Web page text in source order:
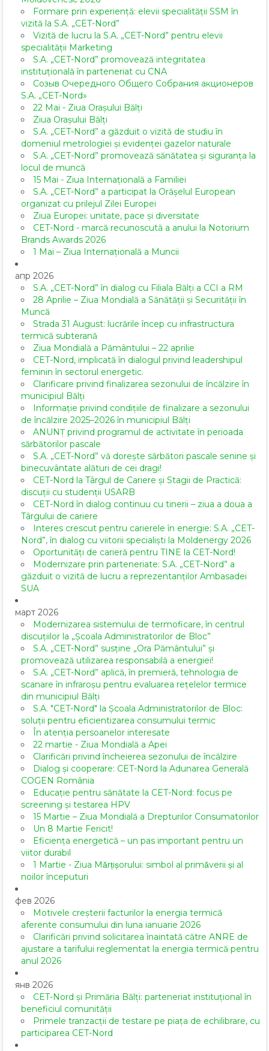
Formare prin experiență: elevii specialității SSM în
vizită la S.A. „CET-Nord”
Vizită de lucru la S.A. „CET-Nord” pentru elevii
specialității Marketing
S.A. „CET-Nord” promovează integritatea
instituțională în parteneriat cu CNA
Созыв Очередного Общего Собрания акционеров
S.A. „CET-Nord»
22 Mai - Ziua Orașului Bălți
Ziua Orașului Bălți
S.A. „CET-Nord” a găzduit o vizită de studiu în
domeniul metrologiei și evidenței gazelor naturale
S.A. „CET-Nord” promovează sănătatea și siguranța la
locul de muncă
15 Mai - Ziua Internațională a Familiei
S.A. „CET-Nord” a participat la Orășelul European
organizat cu prilejul Zilei Europei
Ziua Europei: unitate, pace și diversitate
CET-Nord - marcă recunoscută a anului la Notorium
Brands Awards 2026
1 Mai – Ziua Internațională a Muncii
апр 2026
S.A. „CET-Nord” în dialog cu Filiala Bălți a CCI a RM
28 Aprilie – Ziua Mondială a Sănătății și Securității în
Muncă
Strada 31 August: lucrările încep cu infrastructura
termică subterană
Ziua Mondială a Pământului – 22 aprilie
CET-Nord, implicată în dialogul privind leadershipul
feminin în sectorul energetic.
Clarificare privind finalizarea sezonului de încălzire în
municipiul Bălți
Informație privind condițiile de finalizare a sezonului
de încălzire 2025–2026 în municipiul Bălți
ANUNȚ privind programul de activitate în perioada
sărbătorilor pascale
S.A. „CET-Nord” vă dorește sărbători pascale senine și
binecuvântate alături de cei dragi!
CET-Nord la Târgul de Cariere și Stagii de Practică:
discuții cu studenții USARB
CET-Nord în dialog continuu cu tinerii – ziua a doua a
Târgului de cariere
Interes crescut pentru carierele în energie: S.A. „CET-
Nord”, în dialog cu viitorii specialiști la Moldenergy 2026
Oportunități de carieră pentru TINE la CET-Nord!
Modernizare prin parteneriate: S.A. „CET-Nord” a
găzduit o vizită de lucru a reprezentanților Ambasadei
SUA
март 2026
Modernizarea sistemului de termoficare, în centrul
discuțiilor la „Școala Administratorilor de Bloc”
S.A. „CET-Nord” susține „Ora Pământului” și
promovează utilizarea responsabilă a energiei!
S.A. „CET-Nord” aplică, în premieră, tehnologia de
scanare în infraroșu pentru evaluarea rețelelor termice
din municipiul Bălți
S.A. "CET-Nord" la Școala Administratorilor de Bloc:
soluții pentru eficientizarea consumului termic
În atenția persoanelor interesate
22 martie - Ziua Mondială a Apei
Clarificări privind încheierea sezonului de încălzire
Dialog și cooperare: CET-Nord la Adunarea Generală
COGEN România
Educație pentru sănătate la CET-Nord: focus pe
screening și testarea HPV
15 Martie – Ziua Mondială a Drepturilor Consumatorilor
Un 8 Martie Fericit!
Eficiența energetică – un pas important pentru un
viitor durabil
1 Martie - Ziua Mărțișorului: simbol al primăverii și al
noilor începuturi
фев 2026
Motivele creșterii facturilor la energia termică
aferente consumului din luna ianuarie 2026
Clarificări privind solicitarea înaintată către ANRE de
ajustare a tarifului reglementat la energia termică pentru
anul 2026
янв 2026
CET-Nord și Primăria Bălți: parteneriat instituțional în
beneficiul comunității
Primele tranzacții de testare pe piața de echilibrare, cu
participarea CET-Nord